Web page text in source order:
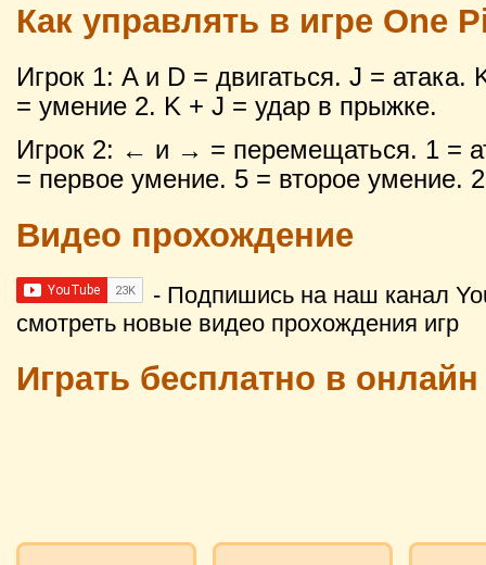
Как управлять в игре One
Игрок 1: A и D = двигаться. J =
= умение 2. K + J = удар в прыжке.
Игрок 2: ← и → = перемещаться. 1 =
= первое умение. 5 = второе умение.
Видео прохождение
- Подпишись на наш канал
смотреть новые видео прохождения игр
Играть бесплатно в